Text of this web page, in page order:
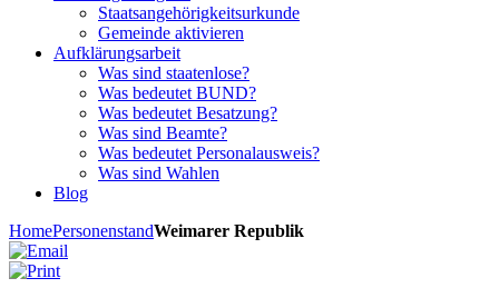
Staatsangehörigkeitsurkunde
Gemeinde aktivieren
Aufklärungsarbeit
Was sind staatenlose?
Was bedeutet BUND?
Was bedeutet Besatzung?
Was sind Beamte?
Was bedeutet Personalausweis?
Was sind Wahlen
Blog
HomePersonenstandWeimarer Republik